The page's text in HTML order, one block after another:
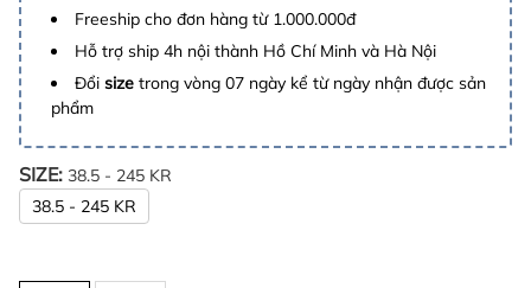
Freeship cho đơn hàng từ 1.000.000đ
Hỗ trợ ship 4h nội thành Hồ Chí Minh và Hà Nội
Đổi size trong vòng 07 ngày kể từ ngày nhận được sản
phẩm
SIZE: 38.5 - 245 KR
38.5 - 245 KR